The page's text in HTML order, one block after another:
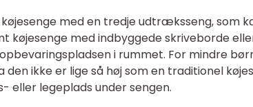
køjesenge med en tredje udtræksseng, som
køjesenge med indbyggede skriveborde
i rummet. For mindre
den ikke er lige så høj som en traditionel
eller legeplads under sengen.